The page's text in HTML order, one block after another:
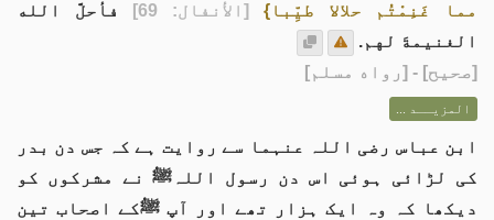
مما غَنِمْتُم حلالا طيِّبا}
[الأنفال: 69]
فأحلَّ الله
الغنيمةَ لهم.
[صحيح] - [رواه مسلم]
المزيــد ...
ابن عباس رضی اللہ عنہما سے روایت ہے کہ جس دن بدر
کی لڑائی ہوئی اس دن رسول اللہﷺ نے مشرکوں کو
دیکھا کہ وہ ایک ہزار تھے اور آپ ﷺکے اصحاب تین